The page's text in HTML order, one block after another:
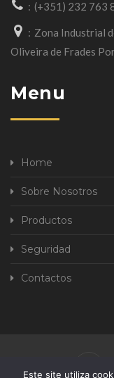
(+351) 232 763
Zona Industrial
Oliveira de Frades
Menu
Home
Sobre Nosotros
Productos
Seguridad
Contactos
Este site utiliza